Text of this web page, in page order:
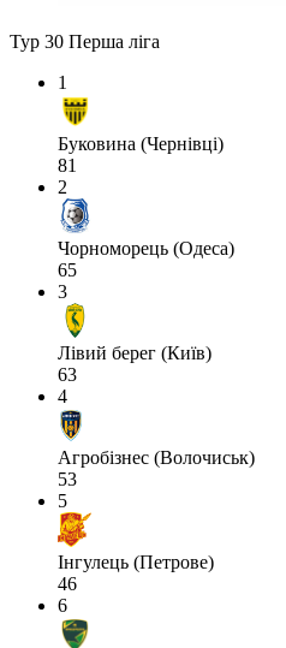
Тур 30 Перша ліга
1
Буковина (Чернівці)
81
2
Чорноморець (Одеса)
65
3
Лівий берег (Київ)
63
4
Агробізнес (Волочиськ)
53
5
Інгулець (Петрове)
46
6